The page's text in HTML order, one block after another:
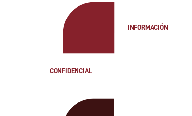
INFORMACIÓN
CONFIDENCIAL